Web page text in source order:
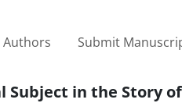
Authors Submit
in the Story